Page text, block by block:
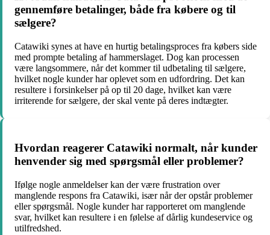
gennemføre betalinger, både fra købere og til
sælgere?
Catawiki synes at have en hurtig betalingsproces fra købers side
med prompte betaling af hammerslaget. Dog kan processen
være langsommere, når det kommer til udbetaling til sælgere,
hvilket nogle kunder har oplevet som en udfordring. Det kan
resultere i forsinkelser på op til 20 dage, hvilket kan være
irriterende for sælgere, der skal vente på deres indtægter.
Hvordan reagerer Catawiki normalt, når kunder
henvender sig med spørgsmål eller problemer?
Ifølge nogle anmeldelser kan der være frustration over
manglende respons fra Catawiki, især når der opstår problemer
eller spørgsmål. Nogle kunder har rapporteret om manglende
svar, hvilket kan resultere i en følelse af dårlig kundeservice og
utilfredshed.